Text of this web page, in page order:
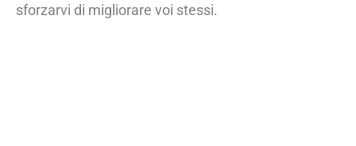
sforzarvi di migliorare voi stessi.